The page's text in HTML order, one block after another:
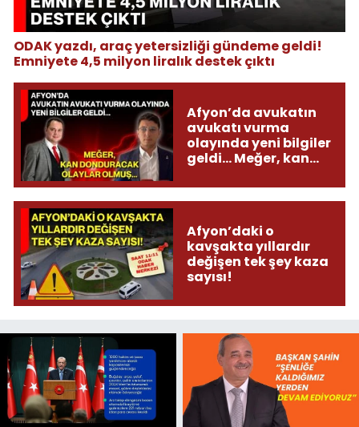
ODAK yazdı, araç yetersizliği gündeme geldi!
Emniyete 4,5 milyon liralık destek çıktı
Afyon’da avukatın
avukatı vurma
olayında yeni bilgiler
geldi... Meğer, kan
olmuş...
Afyon’daki o
kavşakta yıllardır
değişen tek şey kaza
sayısı!